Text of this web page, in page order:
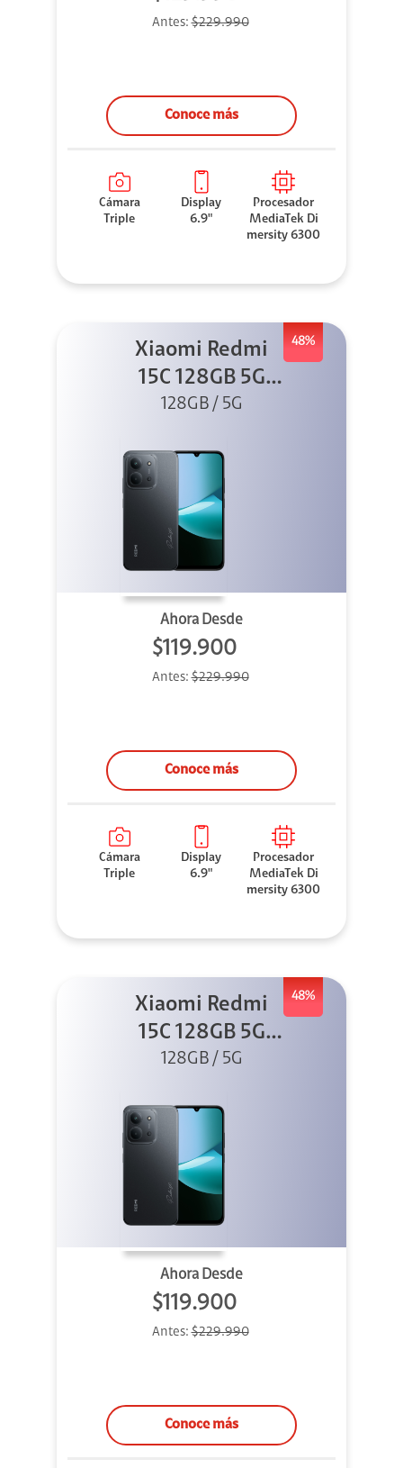
Antes:$229.990
Conoce más
Cámara
Triple
Display
6.9"
Procesador
MediaTek Di
mersity 6300
48%
Xiaomi Redmi
15C 128GB 5G
Negro
128GB / 5G
Ahora Desde
$119.900
Antes:$229.990
Conoce más
Cámara
Triple
Display
6.9"
Procesador
MediaTek Di
mersity 6300
48%
Xiaomi Redmi
15C 128GB 5G
Negro
128GB / 5G
Ahora Desde
$119.900
Antes:$229.990
Conoce más